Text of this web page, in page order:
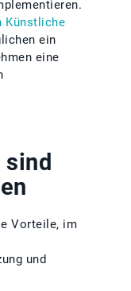
Künstliche
ein
eine
Vorteile, im
und